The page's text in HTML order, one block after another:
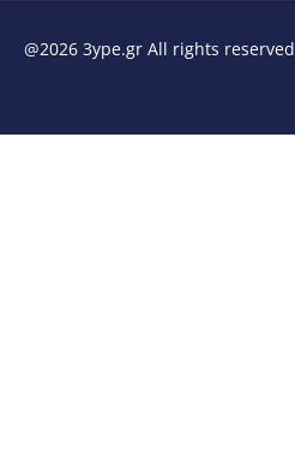
@2026 3ype.gr All rights reserved